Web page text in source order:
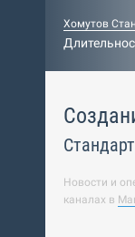
Хомутов
Новости и
каналах в